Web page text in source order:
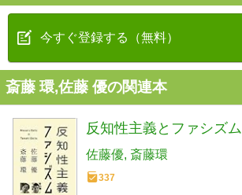
今すぐ登録する（無料）
斎藤 環,佐藤 優の関連本
反知性主義とファシズム
佐藤優 斎藤環
337